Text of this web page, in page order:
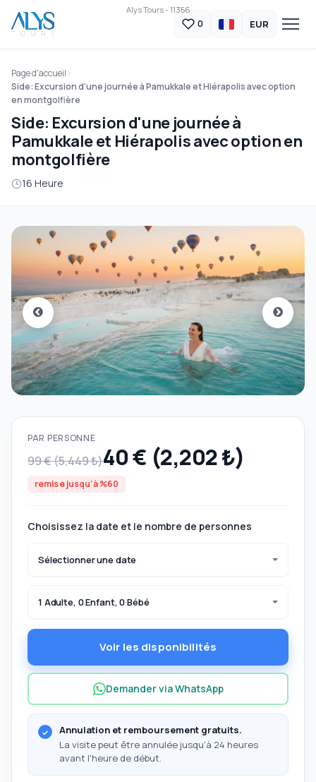
Alys Tours - 11356
0 EUR
Page d'accueil
Side: Excursion d'une journée à Pamukkale et Hiérapolis avec option
en montgolfière
Side: Excursion d'une journée à
Pamukkale et Hiérapolis avec option en
montgolfière
16 Heure
PAR PERSONNE
99 € (5,449 ₺)40 € (2,202 ₺)
remise jusqu'à %60
Choisissez la date et le nombre de personnes
Sélectionner une date
1 Adulte, 0 Enfant, 0 Bébé
Voir les disponibilités
Demander via WhatsApp
Annulation et remboursement gratuits.
La visite peut être annulée jusqu'à 24 heures
avant l'heure de début.